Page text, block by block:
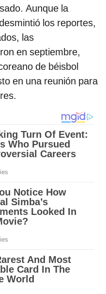
Aunque la
los reportes,
las
en septiembre,
de béisbol
en una reunión para